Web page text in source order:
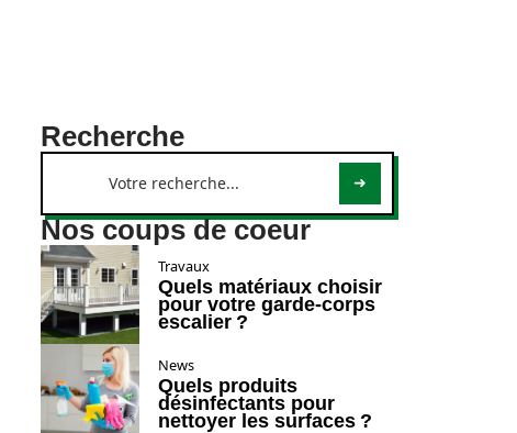
Recherche
Nos coups de coeur
Travaux
Quels matériaux choisir
pour votre garde-corps
escalier ?
News
Quels produits
désinfectants pour
nettoyer les surfaces ?